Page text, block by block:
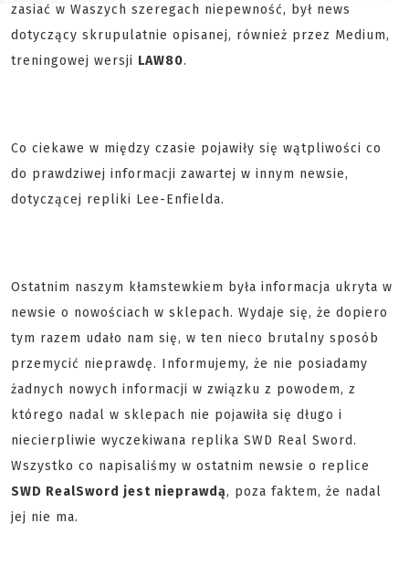
zasiać w Waszych szeregach niepewność, był news
dotyczący skrupulatnie opisanej, również przez Medium,
treningowej wersji LAW80.
Co ciekawe w między czasie pojawiły się wątpliwości co
do prawdziwej informacji zawartej w innym newsie,
dotyczącej repliki Lee-Enfielda.
Ostatnim naszym kłamstewkiem była informacja ukryta w
newsie o nowościach w sklepach. Wydaje się, że dopiero
tym razem udało nam się, w ten nieco brutalny sposób
przemycić nieprawdę. Informujemy, że nie posiadamy
żadnych nowych informacji w związku z powodem, z
którego nadal w sklepach nie pojawiła się długo i
niecierpliwie wyczekiwana replika SWD Real Sword.
Wszystko co napisaliśmy w ostatnim newsie o replice
SWD RealSword jest nieprawdą, poza faktem, że nadal
jej nie ma.